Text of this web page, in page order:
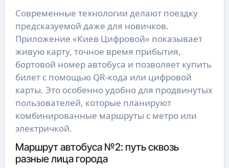
Современные технологии делают поездку
предсказуемой даже для новичков.
Приложение «Киев Цифровой» показывает
живую карту, точное время прибытия,
бортовой номер автобуса и позволяет купить
билет с помощью QR-кода или цифровой
карты. Это особенно удобно для продвинутых
пользователей, которые планируют
комбинированные маршруты с метро или
электричкой.
Маршрут автобуса №2: путь сквозь
разные лица города